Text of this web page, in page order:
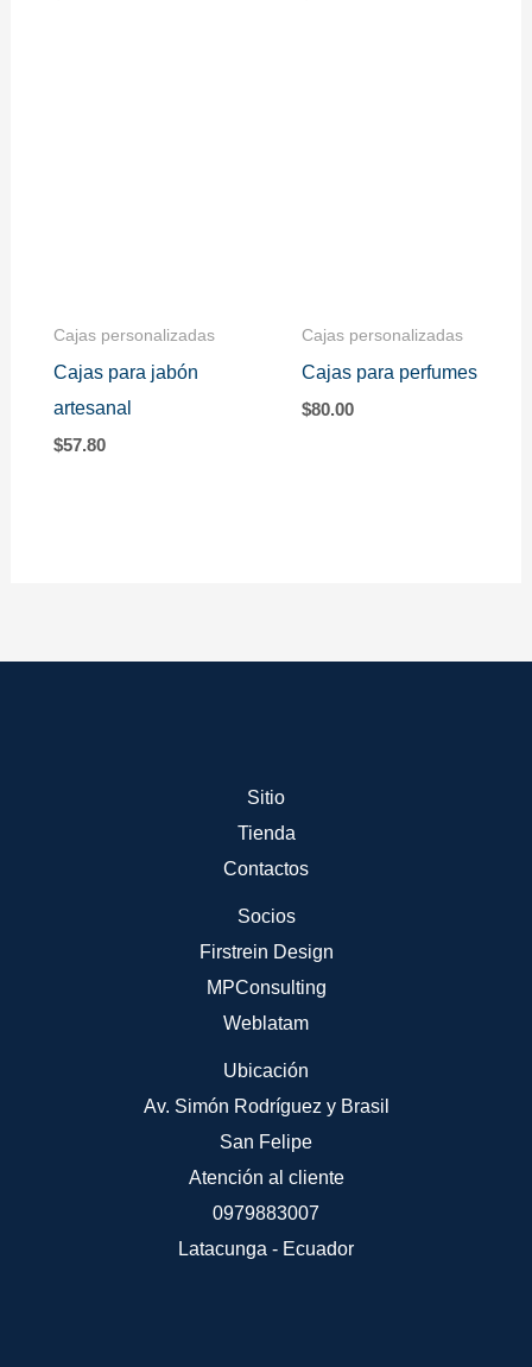
Cajas personalizadas
Cajas para jabón
artesanal
$57.80
Cajas personalizadas
Cajas para perfumes
$80.00
Sitio
Tienda
Contactos
Socios
Firstrein Design
MPConsulting
Weblatam
Ubicación
Av. Simón Rodríguez y Brasil
San Felipe
Atención al cliente
0979883007
Latacunga - Ecuador